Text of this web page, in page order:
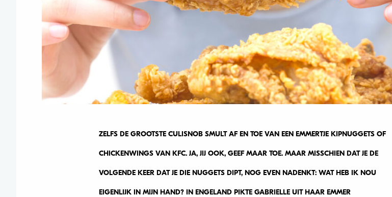
ZELFS DE GROOTSTE CULISNOB SMULT AF EN TOE VAN EEN EMMERTJE KIPNUGGETS OF
CHICKENWINGS VAN KFC. JA, JIJ OOK, GEEF MAAR TOE. MAAR MISSCHIEN DAT JE DE
VOLGENDE KEER DAT JE DIE NUGGETS DIPT, NOG EVEN NADENKT: WAT HEB IK NOU
EIGENLIJK IN MIJN HAND? IN ENGELAND PIKTE GABRIELLE UIT HAAR EMMER